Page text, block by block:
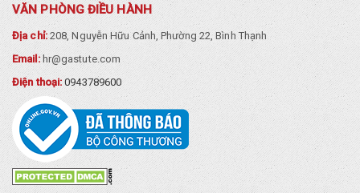
VĂN PHÒNG ĐIỀU HÀNH
Địa chỉ:208, Nguyễn Hữu Cảnh, Phường 22, Bình Thạnh
Email: hr@gastute.com
Điện thoại:0943789600